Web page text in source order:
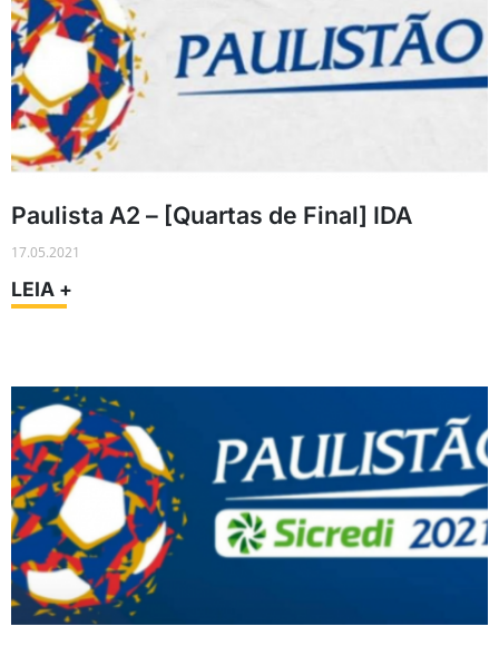
Paulista A2 – [Quartas de Final] IDA
17.05.2021
LEIA +